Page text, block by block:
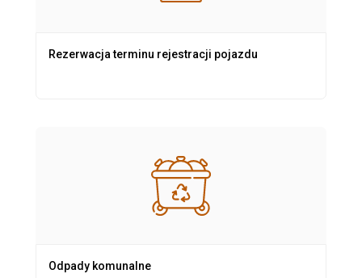
Rezerwacja terminu rejestracji pojazdu
Odpady komunalne